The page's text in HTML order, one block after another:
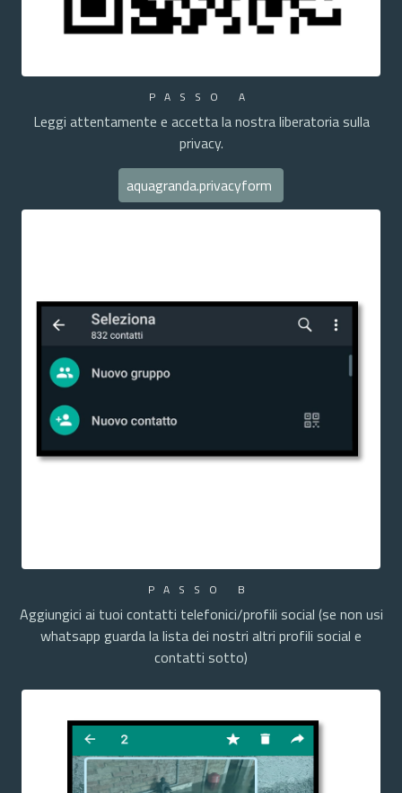
PASSO A
Leggi attentamente e accetta la nostra liberatoria sulla
privacy.
aquagranda.privacyform
PASSO B
Aggiungici ai tuoi contatti telefonici/profili social (se non usi
whatsapp guarda la lista dei nostri altri profili social e
contatti sotto)